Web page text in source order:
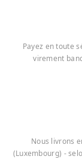
Payez en toute
virement
Nous livrons
(Luxembourg) -